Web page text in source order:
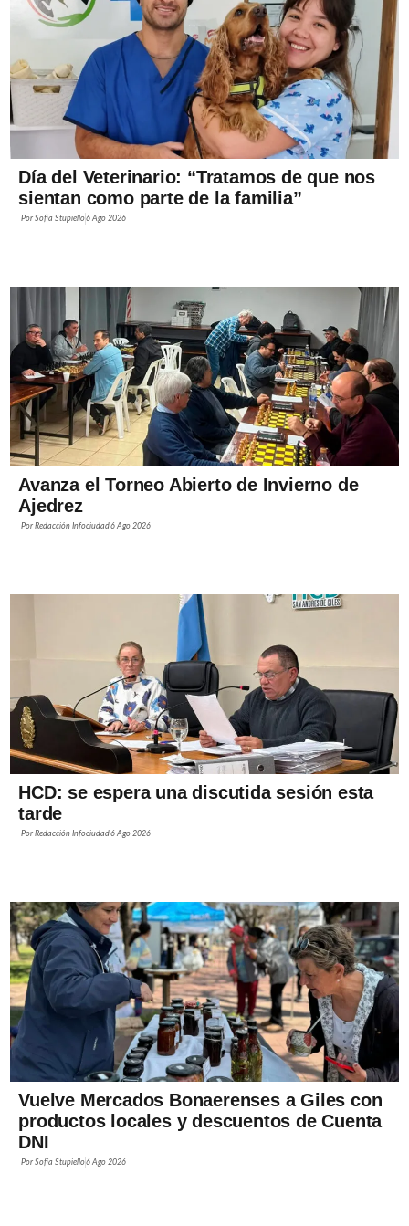
Día del Veterinario: “Tratamos de que nos
sientan como parte de la familia”
PorSofía Stupiello6 Ago 2026
Avanza el Torneo Abierto de Invierno de
Ajedrez
PorRedacción Infociudad6 Ago 2026
HCD: se espera una discutida sesión esta
tarde
PorRedacción Infociudad6 Ago 2026
Vuelve Mercados Bonaerenses a Giles con
productos locales y descuentos de Cuenta
DNI
PorSofía Stupiello6 Ago 2026